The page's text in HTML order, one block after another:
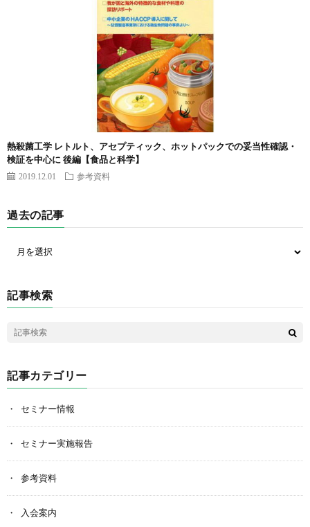
熱殺菌工学 レトルト、アセプティック、ホットパックでの妥当性確認・
検証を中心に 後編【食品と科学】
2019.12.01 参考資料
過去の記事
記事検索
記事カテゴリー
セミナー情報
セミナー実施報告
参考資料
入会案内